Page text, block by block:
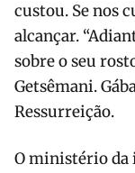
custou. Se nos
alcançar.
sobre o seu
Getsêmani.
Ressurreição.
O ministério da